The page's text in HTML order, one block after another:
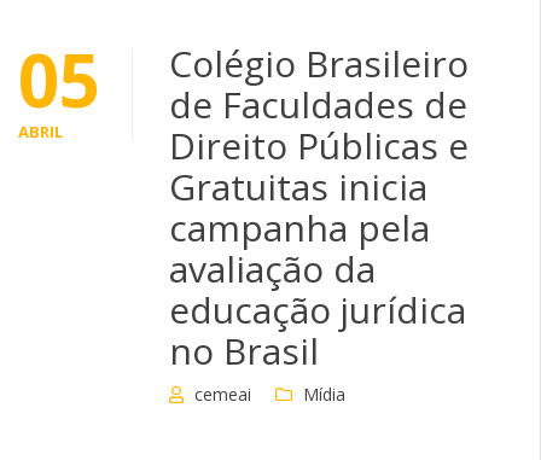
05
ABRIL
Colégio Brasileiro
de Faculdades de
Direito Públicas e
Gratuitas inicia
campanha pela
avaliação da
educação jurídica
no Brasil
cemeai Mídia